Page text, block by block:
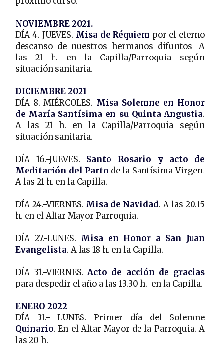
NOVIEMBRE 2021.
DÍA 4.-JUEVES. Misa de Réquiem por el eterno
descanso de nuestros hermanos difuntos. A
las 21 h. en la Capilla/Parroquia según
situación sanitaria.
DICIEMBRE 2021
DÍA 8.-MIÉRCOLES. Misa Solemne en Honor
de María Santísima en su Quinta Angustia.
A las 21 h. en la Capilla/Parroquia según
situación sanitaria.
DÍA 16.-JUEVES. Santo Rosario y acto de
Meditación del Parto de la Santísima Virgen.
A las 21 h. en la Capilla.
DÍA 24.-VIERNES. Misa de Navidad. A las 20.15
h. en el Altar Mayor Parroquia.
DÍA 27.-LUNES. Misa en Honor a San Juan
Evangelista. A las 18 h. en la Capilla.
DÍA 31.-VIERNES.Acto de acción de gracias
para despedir el año a las 13.30 h. en la Capilla.
ENERO 2022
DÍA 31.- LUNES. Primer día del Solemne
Quinario. En el Altar Mayor de la Parroquia. A
las 20 h.